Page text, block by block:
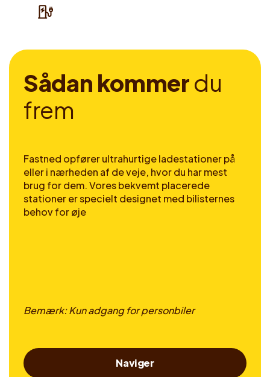
Sådan kommerdu
frem
Fastned opfører ultrahurtige ladestationer på
eller i nærheden af de veje, hvor du har mest
brug for dem. Vores bekvemt placerede
stationer er specielt designet med bilisternes
behov for øje
Bemærk: Kun adgang for personbiler
Naviger